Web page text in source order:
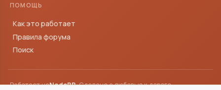
ПОМОЩЬ
Как это работает
Правила форума
Поиск
Работает наNodeBB· Сделано с любовью к дороге